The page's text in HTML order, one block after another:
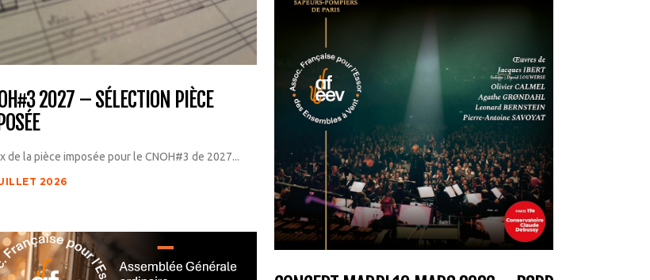
2027 – SÉLECTION PIÈCE
de la pièce imposée pour le CNOH#3 de 2027...
2026